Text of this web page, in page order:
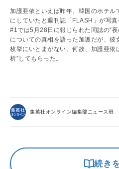
加護亜依といえば昨年、韓国のホテル
にしていたと週刊誌「FLASH」が写
#1では5月28日に報じられた同誌の“
についての真相を語った加護だが、彼
枚挙にいとまがない。何故、加護亜
析”してもらった。
集英社オンライン編集部ニュース班
続き